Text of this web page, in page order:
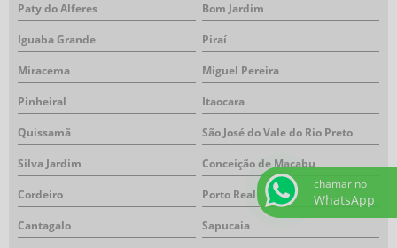
Paty do Alferes Bom Jardim
Iguaba Grande Piraí
Miracema Miguel Pereira
Pinheiral Itaocara
Quissamã São José do Vale do Rio Preto
Silva Jardim Conceição de Macabu
Cordeiro Porto Real
Cantagalo Sapucaia
chamar no
WhatsApp